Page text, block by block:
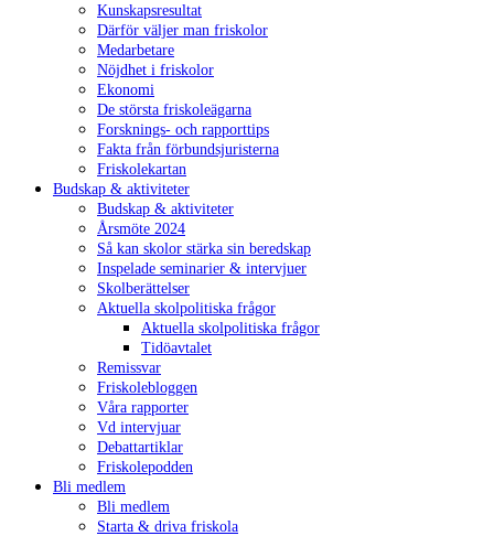
Kunskapsresultat
Därför väljer man friskolor
Medarbetare
Nöjdhet i friskolor
Ekonomi
De största friskoleägarna
Forsknings- och rapporttips
Fakta från förbundsjuristerna
Friskolekartan
Budskap & aktiviteter
Budskap & aktiviteter
Årsmöte 2024
Så kan skolor stärka sin beredskap
Inspelade seminarier & intervjuer
Skolberättelser
Aktuella skolpolitiska frågor
Aktuella skolpolitiska frågor
Tidöavtalet
Remissvar
Friskolebloggen
Våra rapporter
Vd intervjuar
Debattartiklar
Friskolepodden
Bli medlem
Bli medlem
Starta & driva friskola